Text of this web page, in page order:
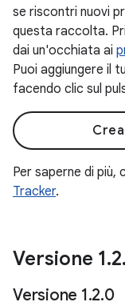
se riscontri nuovi
questa raccolta.
dai un'occhiata ai
Puoi aggiungere il
facendo clic sul
Per saperne di più,
Tracker.
Versione 1.2.
Versione 1.2.0